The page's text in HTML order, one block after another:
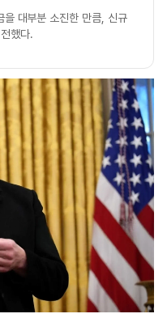
대부분 소진한 만큼, 신규
했다.